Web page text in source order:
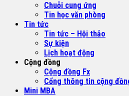
Chuỗi cung ứng
Tin học văn phòng
Tin tức
Tin tức – Hội thảo
Sự kiện
Lịch hoạt động
Cộng đồng
Cộng đồng Fx
Cổng thông tin cộng
Mini MBA